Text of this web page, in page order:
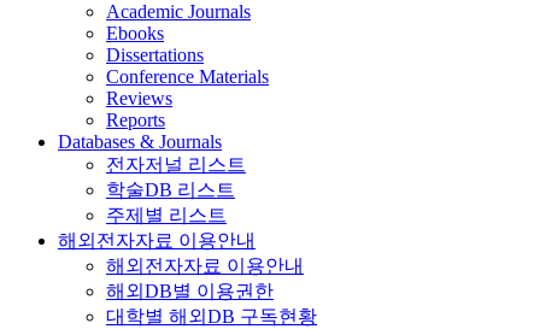
Academic Journals
Ebooks
Dissertations
Conference Materials
Reviews
Reports
Databases & Journals
전자저널 리스트
학술DB 리스트
주제별 리스트
해외전자자료 이용안내
해외전자자료 이용안내
해외DB별 이용권한
대학별 해외DB 구독현황